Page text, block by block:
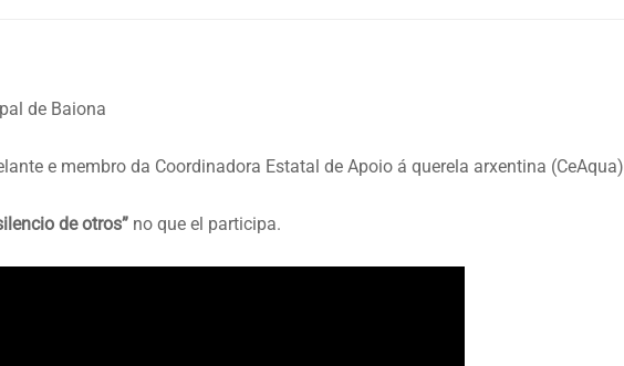
de Baiona
e membro da Coordinadora Estatal de Apoio á querela arxentina (CeAqua)
de otros” no que el participa.